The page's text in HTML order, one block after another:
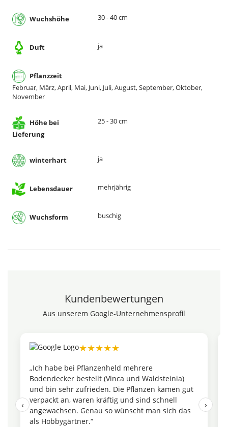
Wuchshöhe 30 - 40 cm
Duft ja
Pflanzzeit
Februar, März, April, Mai, Juni, Juli, August, September, Oktober,
November
Höhe bei
Lieferung
25 - 30 cm
winterhart ja
Lebensdauer mehrjährig
Wuchsform buschig
Kundenbewertungen
Aus unserem Google-Unternehmensprofil
★★★★★
„Ich habe bei Pflanzenheld mehrere
Bodendecker bestellt (Vinca und Waldsteinia)
und bin sehr zufrieden. Die Pflanzen kamen gut
verpackt an, waren kräftig und sind schnell
angewachsen. Genau so wünscht man sich das
als Hobbygärtner.“
‹ ›